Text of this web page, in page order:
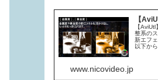
【
【
整系の
新エフ
以下か
www.nicovideo.jp